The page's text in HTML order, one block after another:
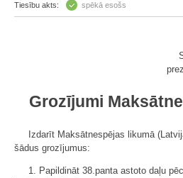
Tiesību akts: spēkā esošs
Grozījumi
Izdarīt Maksātnespējas likumā
šādus grozījumus:
1. Papildināt 38.panta astoto daļu